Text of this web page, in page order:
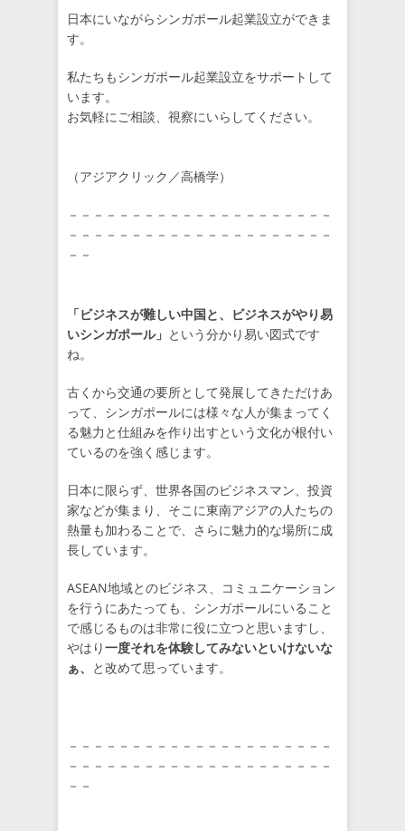
日本にいながらシンガポール起業設立ができま
す。
私たちもシンガポール起業設立をサポートして
います。
お気軽にご相談、視察にいらしてください。
（アジアクリック／高橋学）
－－－－－－－－－－－－－－－－－－－－－
－－－－－－－－－－－－－－－－－－－－－
－－
「ビジネスが難しい中国と、ビジネスがやり易
いシンガポール」 という分かり易い図式です
ね。
古くから交通の要所として発展してきただけあ
って、シンガポールには様々な人が集まってく
る魅力と仕組みを作り出すという文化が根付い
ているのを強く感じます。
日本に限らず、世界各国のビジネスマン、投資
家などが集まり、そこに東南アジアの人たちの
熱量も加わることで、さらに魅力的な場所に成
長しています。
ASEAN地域とのビジネス、コミュニケーション
を行うにあたっても、シンガポールにいること
で感じるものは非常に役に立つと思いますし、
やはり一度それを体験してみないといけないな
ぁ、
と改めて思っています。
－－－－－－－－－－－－－－－－－－－－－
－－－－－－－－－－－－－－－－－－－－－
－－